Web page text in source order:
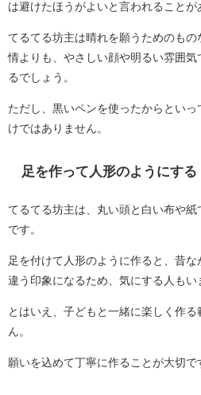
は避けたほうがよいと言われることが
てるてる坊主は晴れを願うためのも
情よりも、やさしい顔や明るい雰囲
るでしょう。
ただし、黒いペンを使ったからとい
けではありません。
足を作って人形のようにする
てるてる坊主は、丸い頭と白い布や
です。
足を付けて人形のように作ると、昔な
違う印象になるため、気にする人もい
とはいえ、子どもと一緒に楽しく作
ん。
願いを込めて丁寧に作ることが大切で